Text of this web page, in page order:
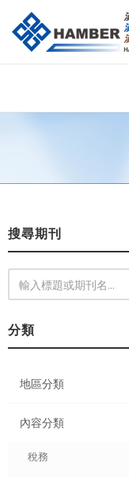
搜尋期刊
分類
地區分類
內容分類
稅務